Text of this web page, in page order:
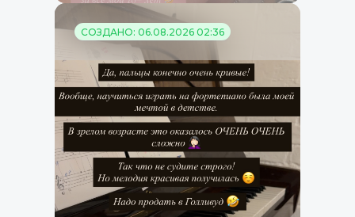
СОЗДАНО: 06.08.2026 02:36